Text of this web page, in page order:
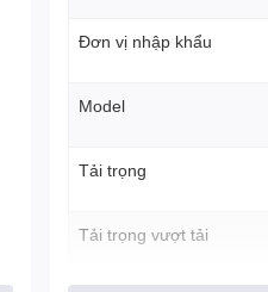
Đơn vị nhập khẩu
Model
Tải trọng
Tải trọng vượt tải